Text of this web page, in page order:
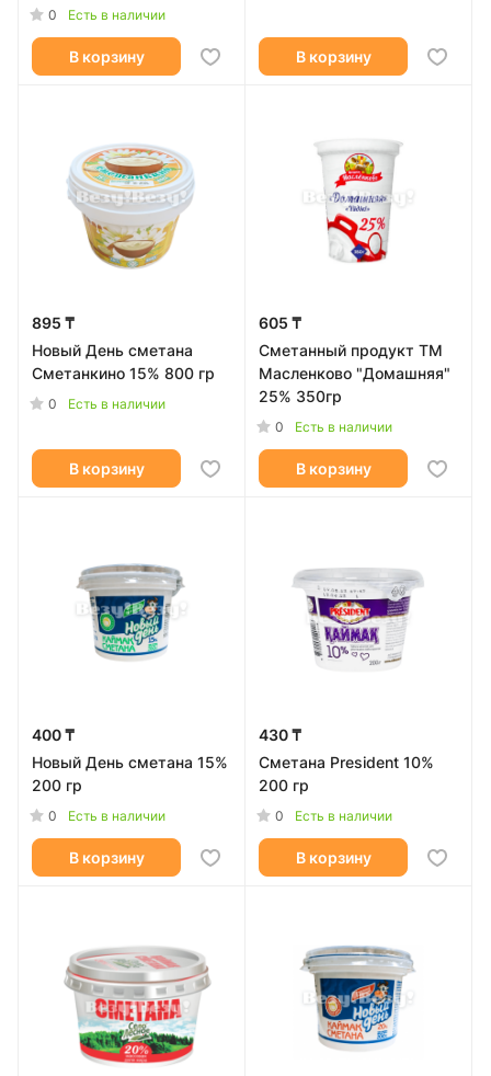
0 Есть в наличии
В корзину В корзину
895 ₸
Новый День сметана
Сметанкино 15% 800 гр
0 Есть в наличии
В корзину
605 ₸
Сметанный продукт ТМ
Масленково "Домашняя"
25% 350гр
0 Есть в наличии
В корзину
400 ₸
Новый День сметана 15%
200 гр
0 Есть в наличии
В корзину
430 ₸
Сметана President 10%
200 гр
0 Есть в наличии
В корзину